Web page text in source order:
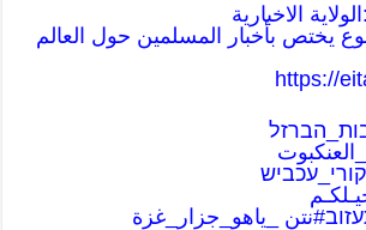
الاخبارية
يختص بأخبار المسلمين حول العالم
https://
#نتن _ياهو_جزار_غزة